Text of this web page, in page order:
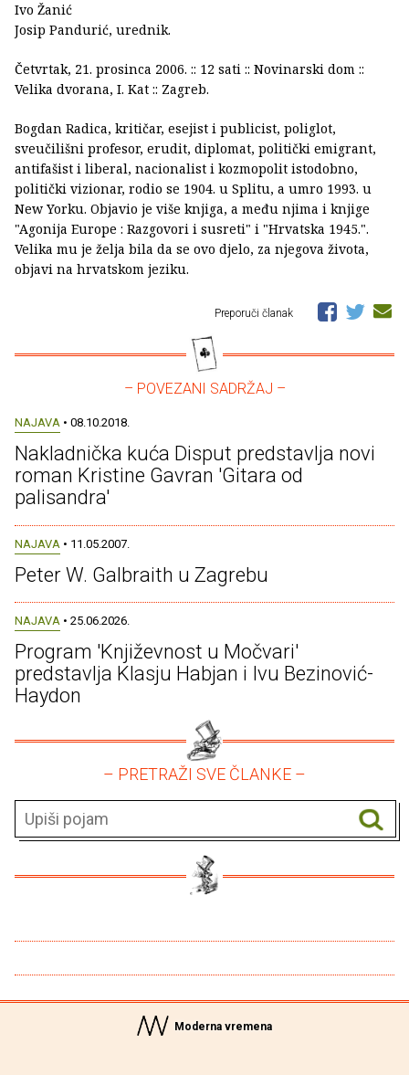
Ivo Žanić
Josip Pandurić, urednik.
Četvrtak, 21. prosinca 2006. :: 12 sati :: Novinarski dom ::
Velika dvorana, I. Kat :: Zagreb.
Bogdan Radica, kritičar, esejist i publicist, poliglot,
sveučilišni profesor, erudit, diplomat, politički emigrant,
antifašist i liberal, nacionalist i kozmopolit istodobno,
politički vizionar, rodio se 1904. u Splitu, a umro 1993. u
New Yorku. Objavio je više knjiga, a među njima i knjige
"Agonija Europe : Razgovori i susreti" i "Hrvatska 1945.".
Velika mu je želja bila da se ovo djelo, za njegova života,
objavi na hrvatskom jeziku.
Preporuči članak
– POVEZANI SADRŽAJ –
NAJAVA • 08.10.2018.
Nakladnička kuća Disput predstavlja novi
roman Kristine Gavran 'Gitara od
palisandra'
NAJAVA • 11.05.2007.
Peter W. Galbraith u Zagrebu
NAJAVA • 25.06.2026.
Program 'Književnost u Močvari'
predstavlja Klasju Habjan i Ivu Bezinović-
Haydon
– PRETRAŽI SVE ČLANKE –
Moderna vremena